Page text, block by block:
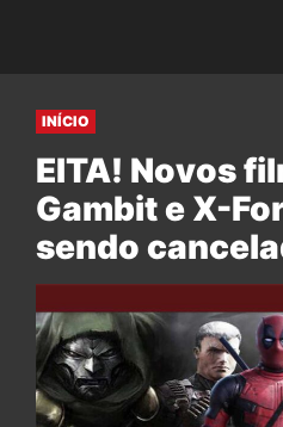
INÍCIO
EITA! Novos
Gambit e X-
sendo